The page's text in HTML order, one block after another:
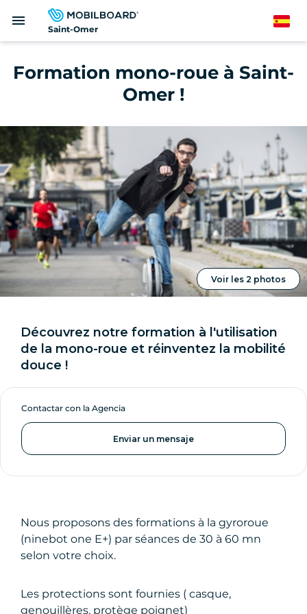
Saint-Omer
menu Spanish
Formation mono-roue à Saint-
Omer !
Voir les 2 photos
Découvrez notre formation à l'utilisation
de la mono-roue et réinventez la mobilité
douce !
Contactar con la Agencia
Enviar un mensaje
Nous proposons des formations à la gyroroue
(ninebot one E+) par séances de 30 à 60 mn
selon votre choix.
Les protections sont fournies ( casque,
genouillères, protège poignet)